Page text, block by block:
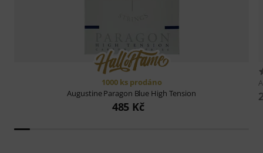
1000 ks prodáno
AugustineParagon Blue High Tension
485 Kč